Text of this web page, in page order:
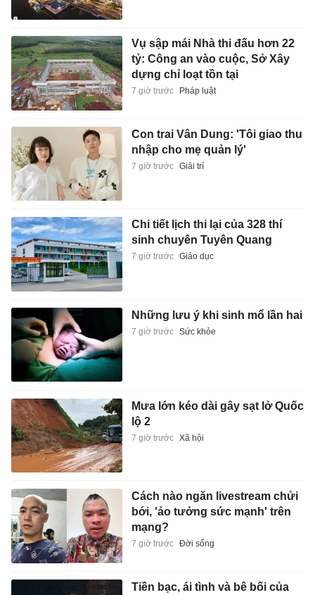
Vụ sập mái Nhà thi đấu hơn 22
tỷ: Công an vào cuộc, Sở Xây
dựng chỉ loạt tồn tại
7 giờ trước Pháp luật
Con trai Vân Dung: 'Tôi giao thu
nhập cho mẹ quản lý'
7 giờ trước Giải trí
Chi tiết lịch thi lại của 328 thí
sinh chuyên Tuyên Quang
7 giờ trước Giáo dục
Những lưu ý khi sinh mổ lần hai
7 giờ trước Sức khỏe
Mưa lớn kéo dài gây sạt lở Quốc
lộ 2
7 giờ trước Xã hội
Cách nào ngăn livestream chửi
bới, 'ảo tưởng sức mạnh' trên
mạng?
7 giờ trước Đời sống
Tiền bạc, ái tình và bê bối của